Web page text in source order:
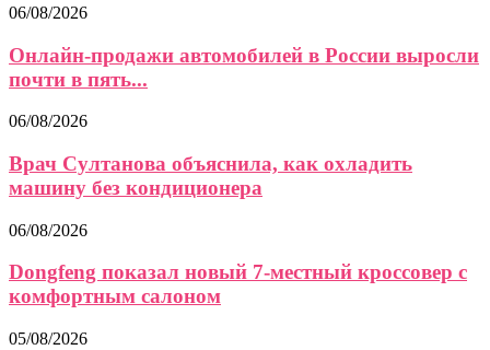
06/08/2026
Онлайн-продажи автомобилей в России выросли
почти в пять...
06/08/2026
Врач Султанова объяснила, как охладить
машину без кондиционера
06/08/2026
Dongfeng показал новый 7-местный кроссовер с
комфортным салоном
05/08/2026